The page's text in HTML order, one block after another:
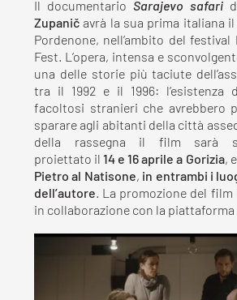
Il documentario Sarajevo safari
Zupanič avrà la sua prima italiana il
Pordenone, nell’ambito del festival
Fest. L’opera, intensa e
una delle storie più taciute
tra il 1992 e il 1996: l’esistenza
facoltosi stranieri che avrebbero
sparare agli abitanti della città
della rassegna il film sarà
proiettato il14 e 16 aprile a Gorizia,
Pietro al Natisone, in entrambi i
dell’autore. La promozione del film
in collaborazione con la piattaforma